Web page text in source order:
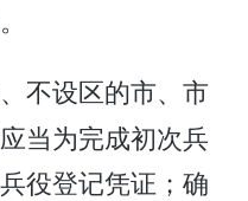
不设区的市、市
当为完成初次兵
役登记凭证；确